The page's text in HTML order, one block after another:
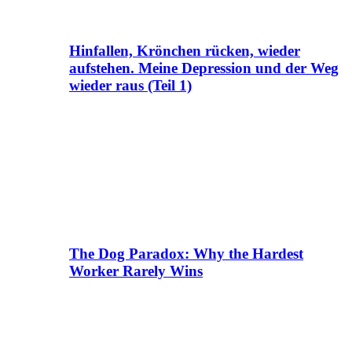
Hinfallen, Krönchen rücken, wieder
aufstehen. Meine Depression und der Weg
wieder raus (Teil 1)
The Dog Paradox: Why the Hardest
Worker Rarely Wins